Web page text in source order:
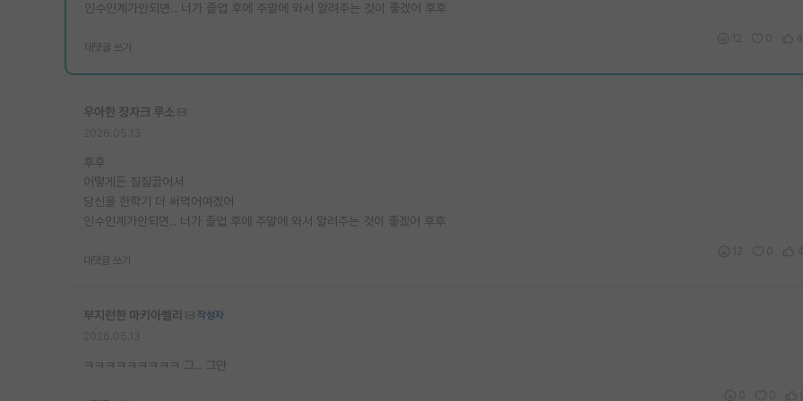
인수인계가안되면.. 너가 졸업 후에 주말에 와서 알려주는 것이 좋겠어 후후
대댓글 쓰기
우아한 장자크 루소
후후
어떻게든 질질끌어서
당신을 한학기 더 써먹어여겠어
인수인계가안되면.. 너가 졸업 후에 주말에 와서 알려주는 것이 좋겠어 후후
대댓글 쓰기
부지런한 마키아벨리
작성자
ㅋㅋㅋㅋㅋㅋㅋㅋㅋ 그.. 그만